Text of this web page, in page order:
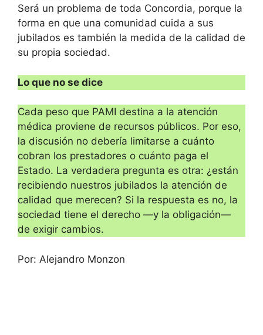
Será un problema de toda Concordia, porque la
forma en que una comunidad cuida a sus
jubilados es también la medida de la calidad de
su propia sociedad.
Lo que no se dice
Cada peso que PAMI destina a la atención
médica proviene de recursos públicos. Por eso,
la discusión no debería limitarse a cuánto
cobran los prestadores o cuánto paga el
Estado. La verdadera pregunta es otra: ¿están
recibiendo nuestros jubilados la atención de
calidad que merecen? Si la respuesta es no, la
sociedad tiene el derecho —y la obligación—
de exigir cambios.
Por: Alejandro Monzon